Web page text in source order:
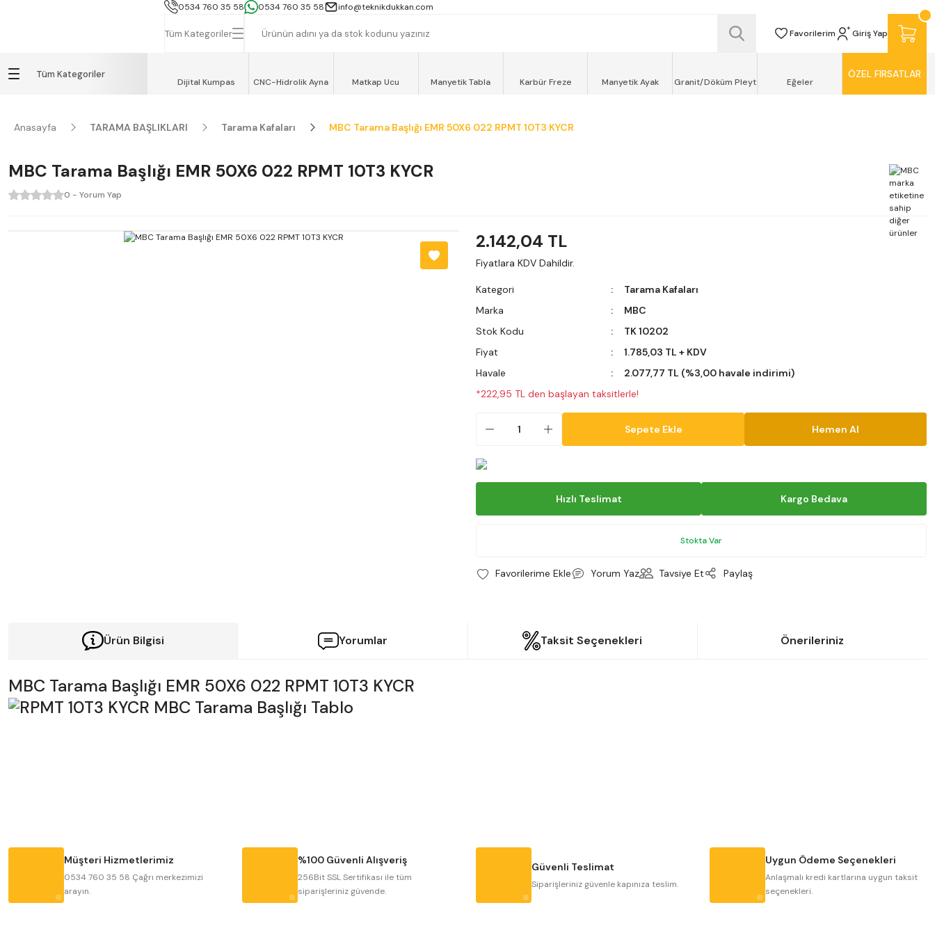
İSTANBUL, TEKİRDAĞ ve GEBZE İÇİN 13000TL ve ÜZERİ ALIŞVERİŞLERİNİZ AYNI GÜN MOTOKURYE İLE ÜCRETSİZ TESLİMAT ŞEKLİNDE KAPINIZDA !
0534 760 35 58 0534 760 35 58 info@teknikdukkan.com
Tüm Kategoriler Favorilerim Giriş Yap
Tüm Kategoriler
Dijital Kumpas CNC-Hidrolik Ayna Matkap Ucu Manyetik Tabla Karbür Freze Manyetik Ayak Granit/Döküm Pleyt Eğeler
ÖZEL FIRSATLAR
Anasayfa TARAMA BAŞLIKLARI Tarama Kafaları MBC Tarama Başlığı EMR 50X6 022 RPMT 10T3 KYCR
MBC Tarama Başlığı EMR 50X6 022 RPMT 10T3 KYCR
0 - Yorum Yap
2.142,04 TL
Fiyatlara KDV Dahildir.
Kategori
Tarama Kafaları
Marka
MBC
Stok Kodu
TK 10202
Fiyat
1.785,03 TL + KDV
Havale
2.077,77 TL (%3,00 havale indirimi)
*222,95 TL den başlayan taksitlerle!
Sepete Ekle Hemen Al
Hızlı Teslimat Kargo Bedava
Stokta Var
Yorum Yaz Tavsiye Et Paylaş
Ürün Bilgisi Yorumlar Taksit Seçenekleri Önerileriniz
MBC Tarama Başlığı EMR 50X6 022 RPMT 10T3 KYCR
Ürün bilgilerinde hatalar bulunuyor.
Ürün fiyatı diğer sitelerden daha pahalı.
Bu ürüne benzer farklı alternatifler olmalı.
Müşteri Hizmetlerimiz
0534 760 35 58 Çağrı merkezimizi
arayın.
%100 Güvenli Alışveriş
256Bit SSL Sertifikası ile tüm
siparişleriniz güvende.
Güvenli Teslimat
Siparişleriniz güvenle kapınıza teslim.
Uygun Ödeme Seçenekleri
Anlaşmalı kredi kartlarına uygun taksit
seçenekleri.